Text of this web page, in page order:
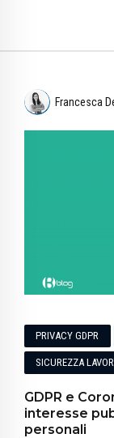
Francesca
PRIVACY GDPR
SICUREZZA
GDPR e
interesse
personali